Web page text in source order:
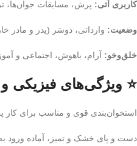
کاربری آتی: پرش، مسابقات جوان‌ها،
وضعیت: وارداتی، دوسَر (پدر و مادر
خلق‌وخو: آرام، باهوش، اجتماعی و
⭐ ویژگی‌های فیزیکی
استخوان‌بندی قوی و مناسب برای کار
دست و پای خشک و تمیز، آماده ورود